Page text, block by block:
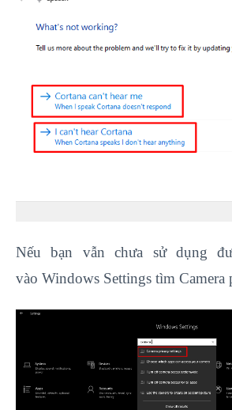
Nếu bạn vẫn chưa sử dụng
vào Windows Settings tìm Camera